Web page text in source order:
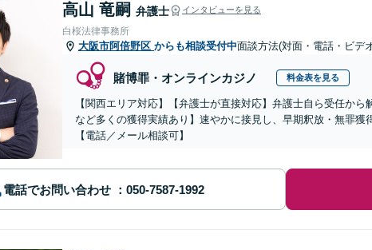
高山 竜嗣 弁護士 インタビューを見る
白桜法律事務所
大阪市阿倍野区 からも相談受付中面談方法(対面・電話・ビデ
賭博罪・オンラインカジノ 料金表を見る
【関西エリア対応】【弁護士が直接対応】弁護士自ら受任か
など多くの獲得実績あり】速やかに接見し、早期釈放・無罪
【電話／メール相談可】
電話でお問い合わせ